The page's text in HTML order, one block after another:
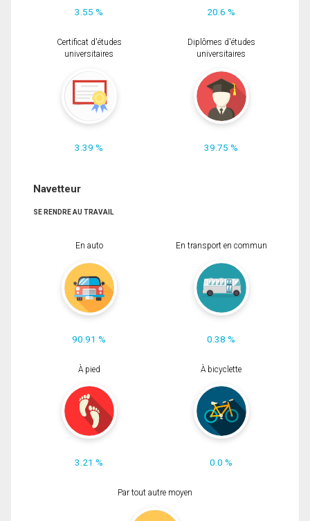
3.55 % 20.6 %
Certificat d'études
universitaires
3.39 %
Diplômes d'études
universitaires
39.75 %
Navetteur
SE RENDRE AU TRAVAIL
En auto
90.91 %
En transport en commun
0.38 %
À pied
3.21 %
À bicyclette
0.0 %
Par tout autre moyen